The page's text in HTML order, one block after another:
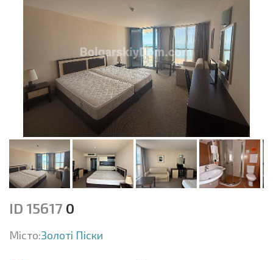
ID 15617 0
Місто:Золоті Піски